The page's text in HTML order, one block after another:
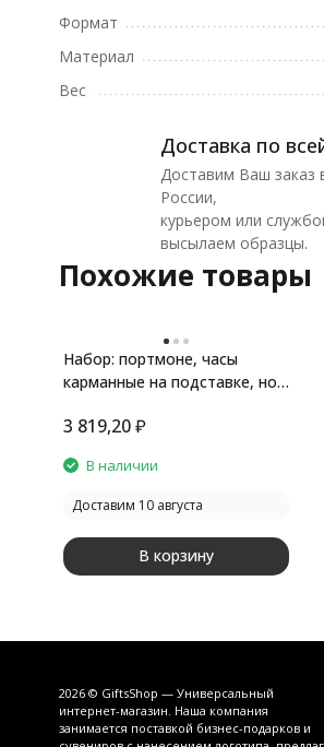
Формат
Материал
Вес
Доставка по
Доставим Ваш заказ
России,
курьером или
высылаем образцы.
Похожие товары
Набор: портмоне, часы
карманные на подставке, нож
3 819,20 ₽
В наличии
Доставим 10 августа
В корзину
2026 © GiftsShop — Универсальный
интернет-магазин. Наша компания
занимается поставкой бизнес-подарков и